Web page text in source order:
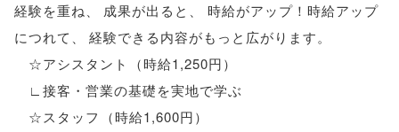
経験を重ね、 成果が出ると 、
時給がアップ！時給アップ
につれて 、 経験できる内容がもっと広がります。
☆アシスタント
（時給1,250円）
∟接客・営業の基礎を実地で学ぶ
☆スタッフ
（時給1,600円）